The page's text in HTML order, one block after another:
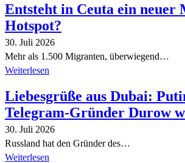
Entsteht in Ceuta ein neuer
Hotspot?
30. Juli 2026
Mehr als 1.500 Migranten, überwiegend…
Weiterlesen
Liebesgrüße aus Dubai:
Telegram-Gründer Durow
30. Juli 2026
Russland hat den Gründer des…
Weiterlesen